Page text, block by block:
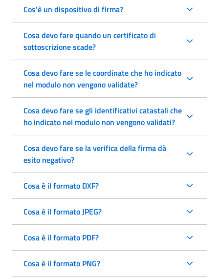
Cos'è un dispositivo di firma?
Cosa devo fare quando un certificato di
sottoscrizione scade?
Cosa devo fare se le coordinate che ho indicato
nel modulo non vengono validate?
Cosa devo fare se gli identificativi catastali che
ho indicato nel modulo non vengono validati?
Cosa devo fare se la verifica della firma dà
esito negativo?
Cosa è il formato DXF?
Cosa è il formato JPEG?
Cosa è il formato PDF?
Cosa è il formato PNG?